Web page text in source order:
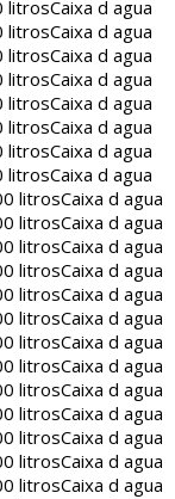
litrosCaixa d agua
litrosCaixa d agua
litrosCaixa d agua
litrosCaixa d agua
litrosCaixa d agua
litrosCaixa d agua
litrosCaixa d agua
litrosCaixa d agua
litrosCaixa d agua
litrosCaixa d agua
litrosCaixa d agua
litrosCaixa d agua
litrosCaixa d agua
litrosCaixa d agua
litrosCaixa d agua
litrosCaixa d agua
litrosCaixa d agua
litrosCaixa d agua
litrosCaixa d agua
litrosCaixa d agua
litrosCaixa d agua